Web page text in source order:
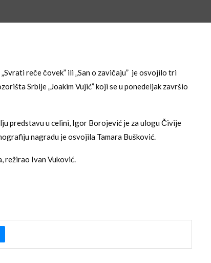
reče čovek” ili „San o zavičaju” je osvojilo tri
Srbije „Joakim Vujić” koji se u ponedeljak završio
predstavu u celini, Igor Borojević je za ulogu Čivije
nagradu je osvojila Tamara Bušković.
režirao Ivan Vuković.